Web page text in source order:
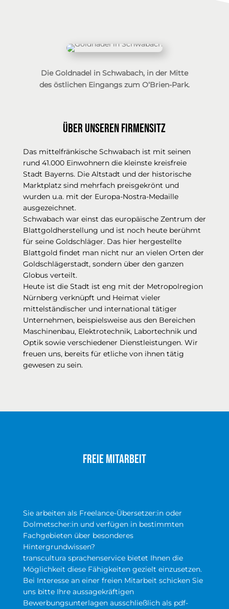
Die Goldnadel in Schwabach, in der Mitte
des östlichen Eingangs zum O‘Brien-Park.
Über unseren Firmensitz
Das mittelfränkische Schwabach ist mit seinen
rund 41.000 Einwohnern die kleinste kreisfreie
Stadt Bayerns. Die Altstadt und der historische
Marktplatz sind mehrfach preisgekrönt und
wurden u.a. mit der Europa-Nostra-Medaille
ausgezeichnet.
Schwabach war einst das europäische Zentrum der
Blattgoldherstellung und ist noch heute berühmt
für seine Goldschläger. Das hier hergestellte
Blattgold findet man nicht nur an vielen Orten der
Goldschlägerstadt, sondern über den ganzen
Globus verteilt.
Heute ist die Stadt ist eng mit der Metropolregion
Nürnberg verknüpft und Heimat vieler
mittelständischer und international tätiger
Unternehmen, beispielsweise aus den Bereichen
Maschinenbau, Elektrotechnik, Labortechnik und
Optik sowie verschiedener Dienstleistungen. Wir
freuen uns, bereits für etliche von ihnen tätig
gewesen zu sein.
Freie Mitarbeit
Sie arbeiten als Freelance-Übersetzer:in oder
Dolmetscher:in und verfügen in bestimmten
Fachgebieten über besonderes
Hintergrundwissen?
transcultura sprachenservice bietet Ihnen die
Möglichkeit diese Fähigkeiten gezielt einzusetzen.
Bei Interesse an einer freien Mitarbeit schicken Sie
uns bitte Ihre aussagekräftigen
Bewerbungsunterlagen ausschließlich als pdf-